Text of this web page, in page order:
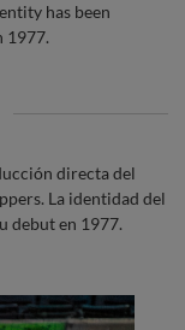
has been
1977.
directa del
La identidad del
debut en 1977.